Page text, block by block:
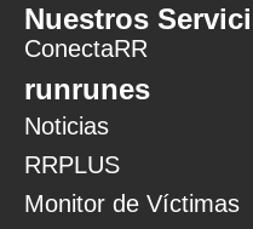
Nuestros
ConectaRR
runrunes
Noticias
RRPLUS
Monitor de Víctimas